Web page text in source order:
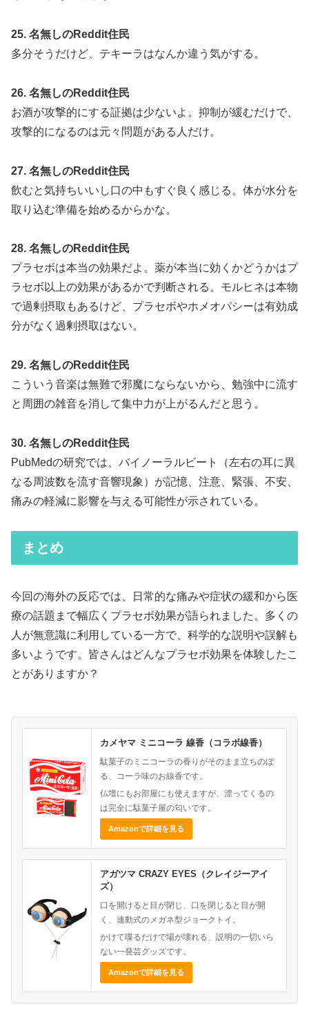
25. 名無しのReddit住民
多分そうだけど、テキーラはなんか違う気がする。
26. 名無しのReddit住民
お酒が攻撃的にする証拠は少ないよ。抑制が緩むだけで、
攻撃的になるのは元々問題がある人だけ。
27. 名無しのReddit住民
飲むと気持ちいいし口の中もすぐ良く感じる。体が水分を
取り込む準備を始めるからかな。
28. 名無しのReddit住民
プラセボは本当の効果だよ。薬が本当に効くかどうかはプ
ラセボ以上の効果があるかで判断される。モルヒネは本物
で過剰摂取もあるけど、プラセボやホメオパシーは有効成
分がなく過剰摂取はない。
29. 名無しのReddit住民
こういう音楽は無難で邪魔にならないから、勉強中に流す
と周囲の雑音を消して集中力が上がるんだと思う。
30. 名無しのReddit住民
PubMedの研究では、バイノーラルビート（左右の耳に異
なる周波数を流す音響現象）が記憶、注意、緊張、不安、
痛みの軽減に影響を与える可能性が示されている。
まとめ
今回の海外の反応では、日常的な痛みや症状の緩和から医
療の話題まで幅広くプラセボ効果が語られました。多くの
人が無意識に利用している一方で、科学的な説明や誤解も
多いようです。皆さんはどんなプラセボ効果を体験したこ
とがありますか？
カメヤマ ミニコーラ 線香（コラボ線香）
駄菓子のミニコーラの香りがそのまま立ちのぼ
る、コーラ味のお線香です。
仏壇にもお部屋にも使えますが、漂ってくるの
は完全に駄菓子屋の匂いです。
Amazonで詳細を見る
アガツマ CRAZY EYES（クレイジーアイ
ズ）
口を開けると目が閉じ、口を閉じると目が開
く、連動式のメガネ型ジョークトイ。
かけて喋るだけで場が壊れる、説明の一切いら
ない一発芸グッズです。
Amazonで詳細を見る